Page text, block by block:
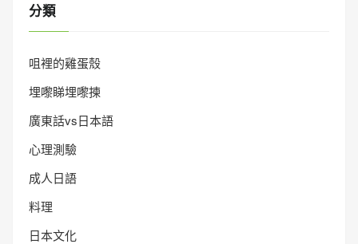
分類
咀裡的雞蛋殼
埋嚟睇埋嚟揀
廣東話vs日本語
心理測驗
成人日語
料理
日本文化